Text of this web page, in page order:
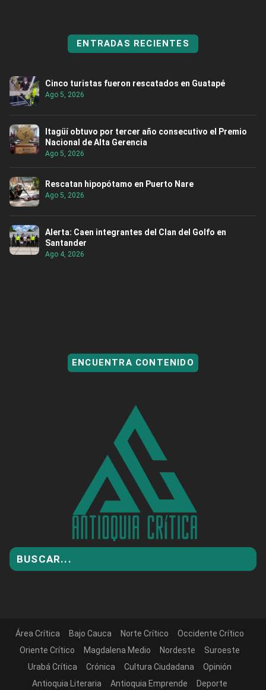
ENTRADAS RECIENTES
Cinco turistas fueron rescatados en Guatapé
Ago 5, 2026
Itagüí obtuvo por tercer año consecutivo el Premio
Nacional de Alta Gerencia
Ago 5, 2026
Rescatan hipopótamo en Puerto Nare
Ago 5, 2026
Alerta: Caen integrantes del Clan del Golfo en
Santander
Ago 4, 2026
ENCUENTRA CONTENIDO
Área Crítica Bajo Cauca Norte Crítico
Occidente Crítico
Oriente Crítico
Magdalena Medio Nordeste
Suroeste
Urabá Crítica
Crónica Cultura Ciudadana
Opinión
Antioquia Literaria
Antioquia Emprende Deporte